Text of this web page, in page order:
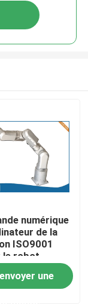
numérique
de la
ISO9001
le robot
Shell Parts
envoyer une